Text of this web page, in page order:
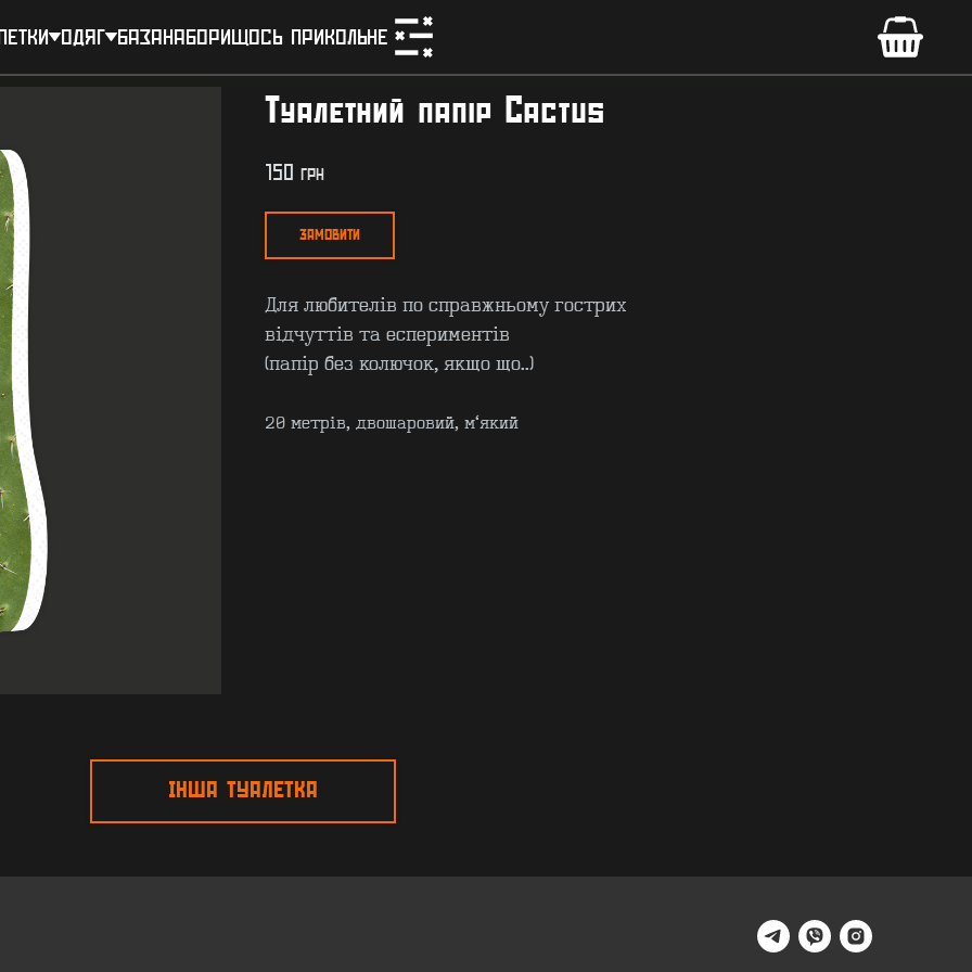
одяг базанаборищось прикольне
Туалетний папір Cactus
150 грн
ЗАМОВИТИ
Для любителів по справжньому гострих
відчуттів та еспериментів
(папір без колючок, якщо що..)
20 метрів, двошаровий, м'який
ІНША ТУАЛЕТКА